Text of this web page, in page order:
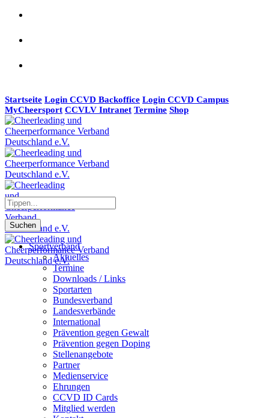
Startseite Login CCVD Backoffice Login CCVD Campus
MyCheersport CCVLV Intranet Termine Shop
Suchen
Sportverband
Aktuelles
Termine
Downloads / Links
Sportarten
Bundesverband
Landesverbände
International
Prävention gegen Gewalt
Prävention gegen Doping
Stellenangebote
Partner
Medienservice
Ehrungen
CCVD ID Cards
Mitglied werden